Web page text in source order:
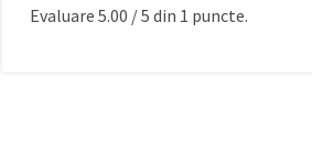
Evaluare 5.00 /5 din 1 puncte.